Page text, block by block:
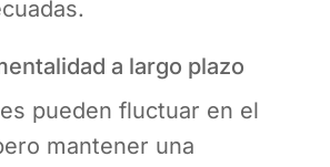
a largo plazo
pueden fluctuar en el
mantener una